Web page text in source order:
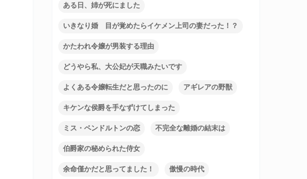
ある日、姉が死にました
いきなり婚 目が覚めたらイケメン上司の妻だった！？
かたわれ令嬢が男装する理由
どうやら私、大公妃が天職みたいです
よくある令嬢転生だと思ったのに アギレアの野獣
キケンな侯爵を手なずけてしまった
ミス・ペンドルトンの恋 不完全な離婚の結末は
伯爵家の秘められた侍女
余命僅かだと思ってました！ 傲慢の時代